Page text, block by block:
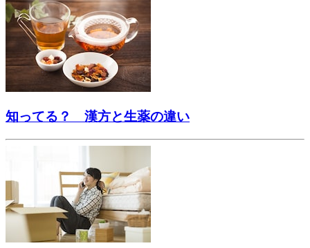
知ってる？ 漢方と生薬の違い